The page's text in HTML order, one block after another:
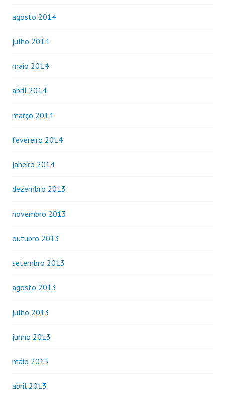
agosto 2014
julho 2014
maio 2014
abril 2014
março 2014
fevereiro 2014
janeiro 2014
dezembro 2013
novembro 2013
outubro 2013
setembro 2013
agosto 2013
julho 2013
junho 2013
maio 2013
abril 2013